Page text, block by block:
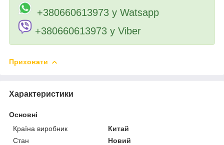
+380660613973 у Watsapp
+380660613973 у Viber
Приховати
Характеристики
Основні
Країна виробник
Китай
Стан
Новий